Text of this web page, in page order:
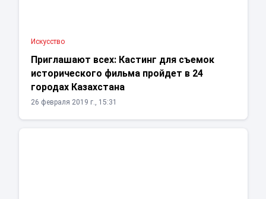
Искусство
Приглашают всех: Кастинг для съемок
исторического фильма пройдет в 24
городах Казахстана
26 февраля 2019 г., 15:31